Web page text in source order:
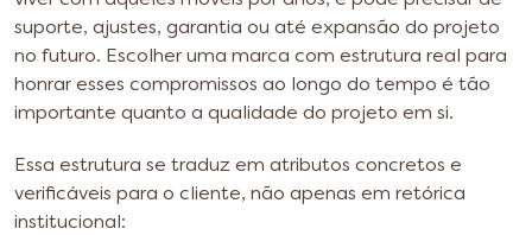
suporte, ajustes, garantia ou até expansão do projeto
no futuro. Escolher uma marca com estrutura real para
honrar esses compromissos ao longo do tempo é tão
importante quanto a qualidade do projeto em si.
Essa estrutura se traduz em atributos concretos e
verificáveis para o cliente, não apenas em retórica
institucional: